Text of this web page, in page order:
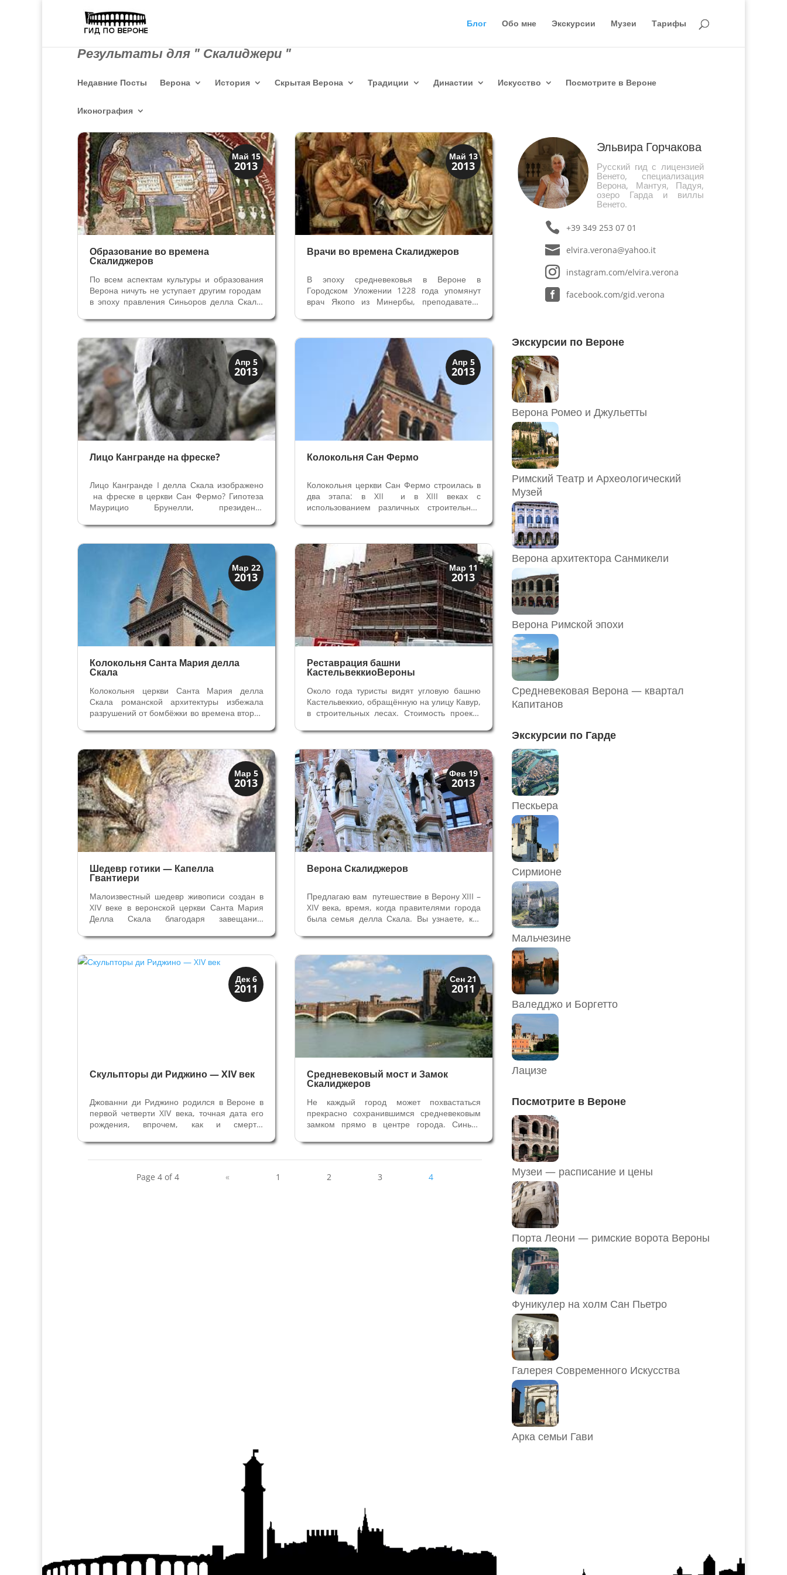
Блог Обо мне Экскурсии Музеи Тарифы
Результаты для " Скалиджери "
Недавние Посты Верона История Скрытая Верона Традиции Династии Искусство Посмотрите в Вероне
Иконография
Май 15
2013
Верона и Падуя
Династии
Образование во времена
Скалиджеров
По всем аспектам культуры и образования
Верона ничуть не уступает другим городам
в эпоху правления Синьоров делла Скала.
Скрипториум, миниатюристы Вероны
оставили свой след в XIII- XIVвеках и
способствовали распространению...
Апр 5
2013
Искусство
Тайны картин
Лицо Кангранде на фреске?
Лицо Кангранде I делла Скала изображено
на фреске в церкви Сан Фермо? Гипотеза
Маурицио Брунелли, президента
романа о Кангранде (не опубликован, автор
ищет издателя) удивила и заинтересовала
общественность. Изображение лица...
Мар 22
2013
Колокольни
Скрытая Верона
Колокольня Санта Мария делла
Скала
Колокольня церкви Санта Мария делла
Скала романской архитектуры избежала
разрушений от бомбёжки во времена второй
Капелла семьи Гвантиери в правом нефе
церкви с фресками художника Бадиле.
Мемориальная надпись напоминает нам,...
Мар 5
2013
Верона
Средневековая
Шедевр готики — Капелла
Гвантиери
Малоизвестный шедевр живописи создан в
XIV веке в веронской церкви Санта Мария
Делла Скала благодаря завещанию
распространённая книга в Европе после
живописца из Вероны Джованни Бадиле на
Дек 6
2011
Скульпторы ди Риджино — XIV век
Джованни ди Риджино родился в Вероне в
первой четверти XIV века, точная дата его
рождения, впрочем, как и смерти,
был резчик по камню Риджино ди Энрико.
Последняя его известная работа датируется
Май 13
2013
Мода и ремесла
Традиции
Врачи во времена Скалиджеров
В эпоху средневековья в Вероне в
Городском Уложении 1228 года упомянут
врач Якопо из Минербы, преподаватель
Крешенцио, который возглавлял, по
современным меркам, городское отделение
ортопедической хирургии для военных....
Апр 5
2013
Колокольни
Скрытая Верона
Колокольня Сан Фермо
Колокольня церкви Сан Фермо строилась в
два этапа: в XII и в XIII веках с
использованием различных строительных
Прежде чем подняться на старинную
колокольню, необходимо обратить
внимание на легендарный колокол,
который...
Мар 11
2013
XIX век до наших дней
Верона
Реставрация башни
КастельвеккиоВероны
Около года туристы видят угловую башню
Кастельвеккио, обращённую на улицу Кавур,
в строительных лесах. Стоимость проекта
средневекового Замка Скалиджеров давно
нуждалась в реставрации, как внутри, так и
снаружи. Пять этажей башни...
Фев 19
2013
Верона
Экскурсии
Верона Скалиджеров
Предлагаю вам путешествие в Верону XIII –
XIV века, время, когда правителями города
была семья делла Скала. Вы узнаете, как
жили, как воевали и строили Верону, как
праздновали победы, как...
Сен 21
2011
Посмотрите в Вероне
Средневековый мост и Замок
Скалиджеров
Не каждый город может похвастаться
прекрасно сохранившимся средневековым
замком прямо в центре города. Синьор
крепость в середине XIV века, присоединив
её к городским стенам. Мощные стены с
мосты,...
Page 4 of 4 « 1 2 3 4
Эльвира Горчакова
Русский гид с лицензией
Венето, специализация
Верона, Мантуя, Падуя,
озеро Гарда и виллы
Венето.
+39 349 253 07 01
elvira.verona@yahoo.it
instagram.com/elvira.verona
facebook.com/gid.verona
Экскурсии по Вероне
Верона Ромео и Джульетты
Римский Театр и Археологический
Музей
Верона архитектора Санмикели
Верона Римской эпохи
Средневековая Верона — квартал
Капитанов
Экскурсии по Гарде
Пескьера
Сирмионе
Мальчезине
Валедджо и Боргетто
Лацизе
Посмотрите в Вероне
Музеи — расписание и цены
Порта Леони — римские ворота Вероны
Фуникулер на холм Сан Пьетро
Галерея Современного Искусства
Арка семьи Гави